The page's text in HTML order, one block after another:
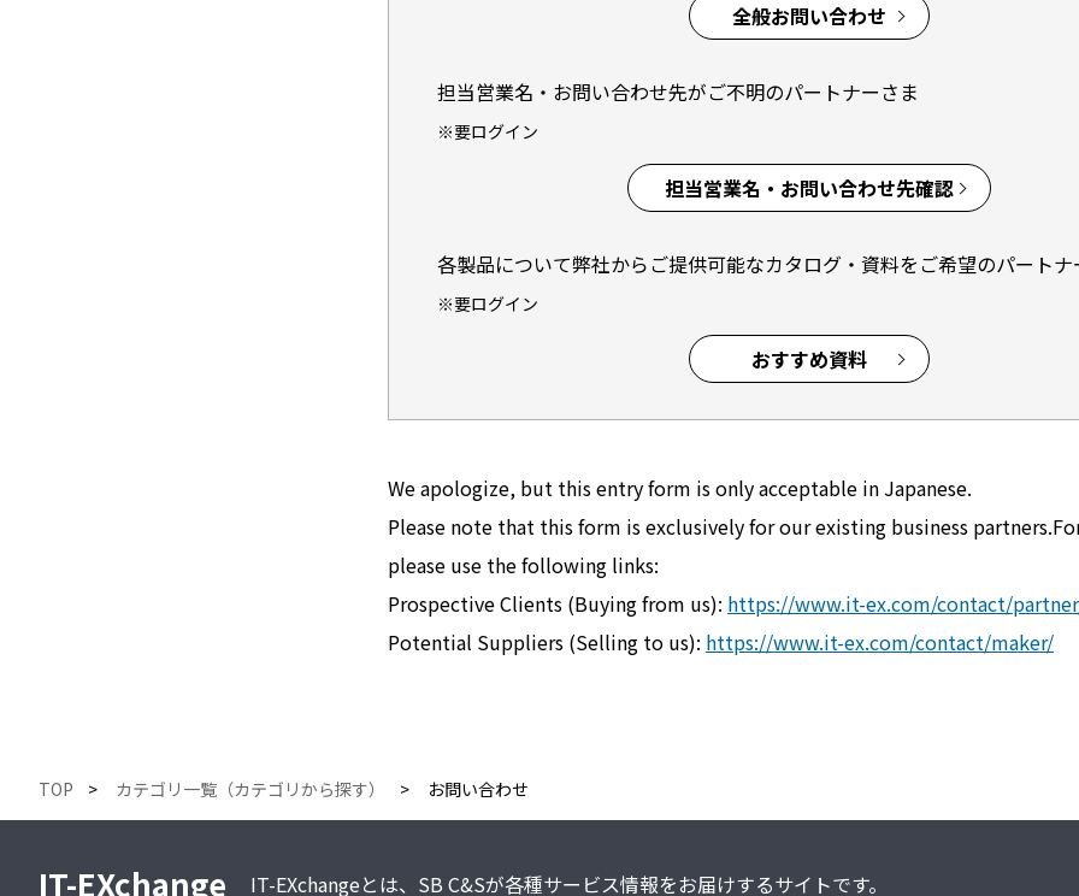
全般お問い合わせ
担当営業名・お問い合わせ先がご不明のパートナーさま
※要ログイン
担当営業名・お問い合わせ先確認
各製品について弊社からご提供可能なカタログ・資料をご希望のパートナ
※要ログイン
おすすめ資料
We apologize, but this entry form is only acceptable in Japanese.
Please note that this form is exclusively for our existing business
please use the following links:
Prospective Clients (Buying from us): https://www.it-ex.com/contact/
Potential Suppliers (Selling to us): https://www.it-ex.com/contact/maker/
TOP カテゴリ一覧（カテゴリから探す） お問い合わせ
IT-EXchange IT-EXchangeとは、SB C&Sが各種サービス情報をお届けするサイトです。